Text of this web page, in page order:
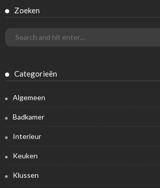
Zoeken
Categorieën
Algemeen
Badkamer
Interieur
Keuken
Klussen